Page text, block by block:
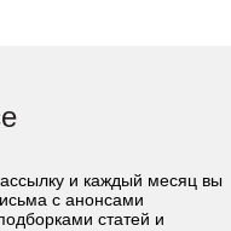
и каждый месяц вы
с анонсами
статей и